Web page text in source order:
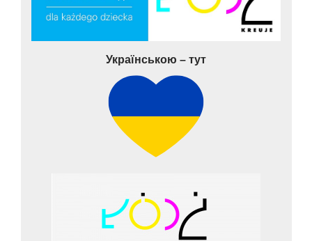
Українською – тут